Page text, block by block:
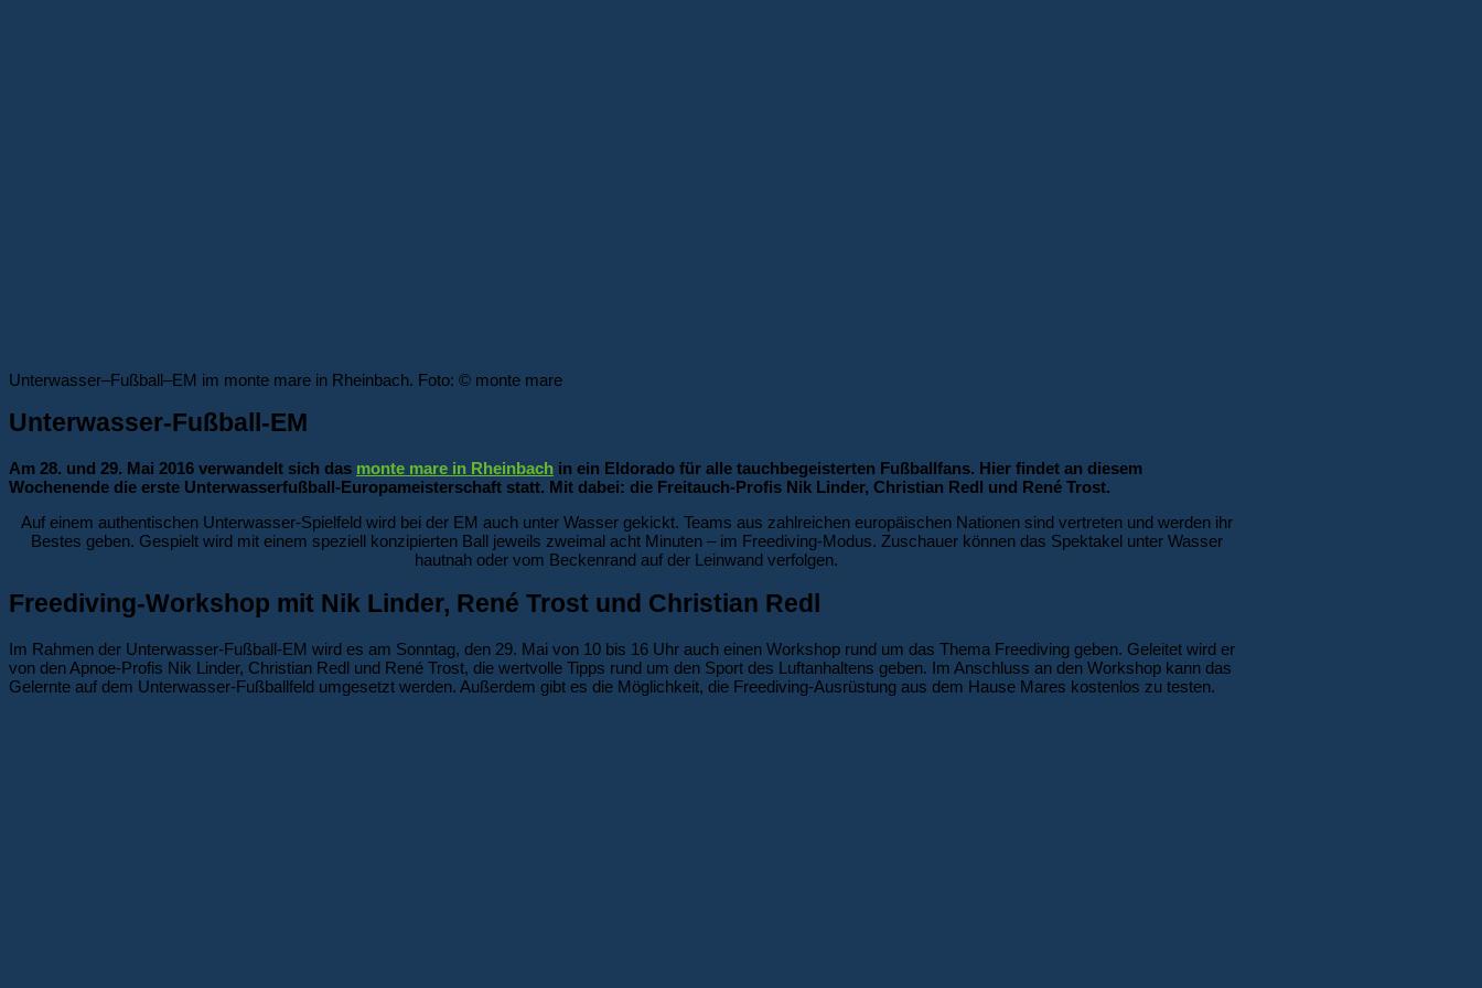
Unterwasser–Fußball–EM im monte mare in Rheinbach. Foto: © monte mare
Unterwasser-Fußball-EM
Am 28. und 29. Mai 2016 verwandelt sich das monte mare in Rheinbach in ein Eldorado für alle tauchbegeisterten Fußballfans. Hier findet an diesem
Wochenende die erste Unterwasserfußball-Europameisterschaft statt. Mit dabei: die Freitauch-Profis Nik Linder, Christian Redl und René Trost.
Auf einem authentischen Unterwasser-Spielfeld wird bei der EM auch unter Wasser gekickt. Teams aus zahlreichen europäischen Nationen sind vertreten und werden ihr
Bestes geben. Gespielt wird mit einem speziell konzipierten Ball jeweils zweimal acht Minuten – im Freediving-Modus. Zuschauer können das Spektakel unter Wasser
hautnah oder vom Beckenrand auf der Leinwand verfolgen.
Freediving-Workshop mit Nik Linder, René Trost und Christian Redl
Im Rahmen der Unterwasser-Fußball-EM wird es am Sonntag, den 29. Mai von 10 bis 16 Uhr auch einen Workshop rund um das Thema Freediving geben. Geleitet wird er
von den Apnoe-Profis Nik Linder, Christian Redl und René Trost, die wertvolle Tipps rund um den Sport des Luftanhaltens geben. Im Anschluss an den Workshop kann das
Gelernte auf dem Unterwasser-Fußballfeld umgesetzt werden. Außerdem gibt es die Möglichkeit, die Freediving-Ausrüstung aus dem Hause Mares kostenlos zu testen.